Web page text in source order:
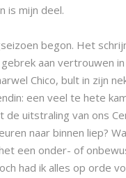
is mijn deel.
begon. Het
aan vertrouwen
Chico, bult in zijn
een veel te hete
uitstraling van ons
naar binnen liep?
een onder- of
had ik alles op orde